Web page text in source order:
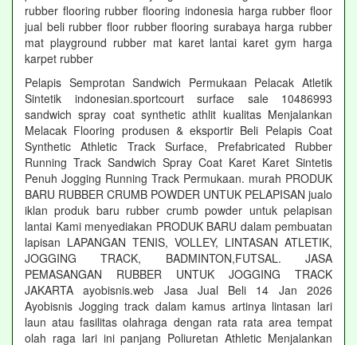
rubber flooring rubber flooring indonesia harga rubber floor
jual beli rubber floor rubber flooring surabaya harga rubber
mat playground rubber mat karet lantai karet gym harga
karpet rubber
Pelapis Semprotan Sandwich Permukaan Pelacak Atletik
Sintetik indonesian.sportcourt surface sale 10486993
sandwich spray coat synthetic athlit kualitas Menjalankan
Melacak Flooring produsen & eksportir Beli Pelapis Coat
Synthetic Athletic Track Surface, Prefabricated Rubber
Running Track Sandwich Spray Coat Karet Karet Sintetis
Penuh Jogging Running Track Permukaan. murah PRODUK
BARU RUBBER CRUMB POWDER UNTUK PELAPISAN jualo
iklan produk baru rubber crumb powder untuk pelapisan
lantai Kami menyediakan PRODUK BARU dalam pembuatan
lapisan LAPANGAN TENIS, VOLLEY, LINTASAN ATLETIK,
JOGGING TRACK, BADMINTON,FUTSAL. JASA
PEMASANGAN RUBBER UNTUK JOGGING TRACK
JAKARTA ayobisnis.web Jasa Jual Beli 14 Jan 2026
Ayobisnis Jogging track dalam kamus artinya lintasan lari
laun atau fasilitas olahraga dengan rata rata area tempat
olah raga lari ini panjang Poliuretan Athletic Menjalankan